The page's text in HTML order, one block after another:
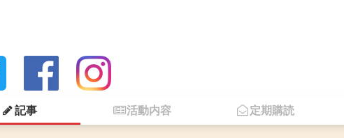
記事 活動内容 定期購読